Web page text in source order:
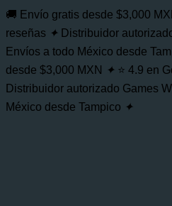
🚚 Envío gratis desde $3,000
reseñas ✦ Distribuidor
Envíos a todo México desde
desde $3,000 MXN
✦ ⭐ 4.9 en
Distribuidor autorizado Games
México desde Tampico ✦